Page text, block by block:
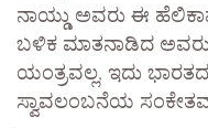
ನಾಯ್ಡು ಅವರು ಈ
ಬಳಿಕ ಮಾತನಾಡಿದ
ಯಂತ್ರವಲ್ಲ, ಇದು ಭಾರತದ
ಸ್ವಾವಲಂಬನೆಯ